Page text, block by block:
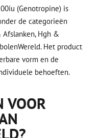
(Genotropine) is
de categorieën
Hgh &
Het product
vorm en de
behoeften.
VOOR